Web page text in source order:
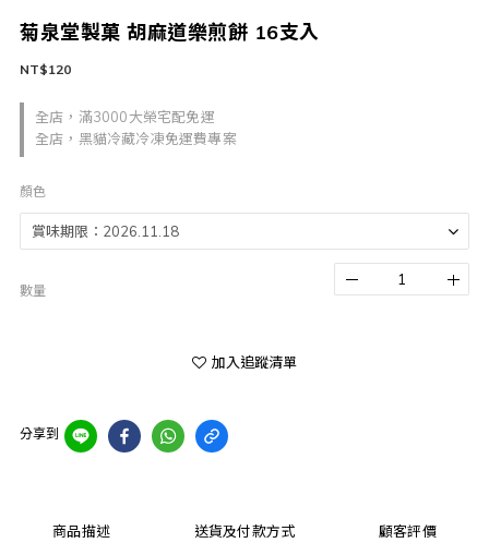
菊泉堂製菓 胡麻道樂煎餅 16支入
全店，滿3000大榮宅配免運
全店，黑貓冷藏冷凍免運費專案
NT$120
顏色
數量
加入追蹤清單
分享到
商品描述 送貨及付款方式 顧客評價